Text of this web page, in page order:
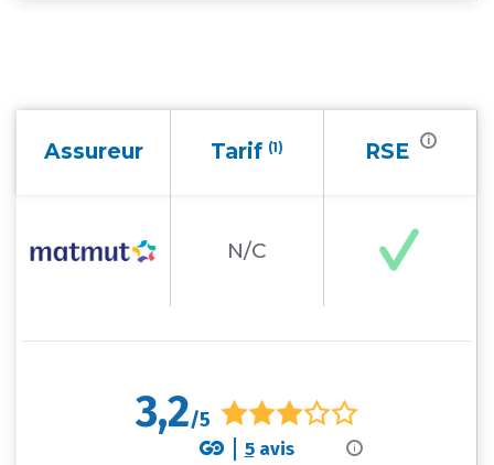
Assureur Tarif (1) RSE i
N/C
i
3,2/5
5avis